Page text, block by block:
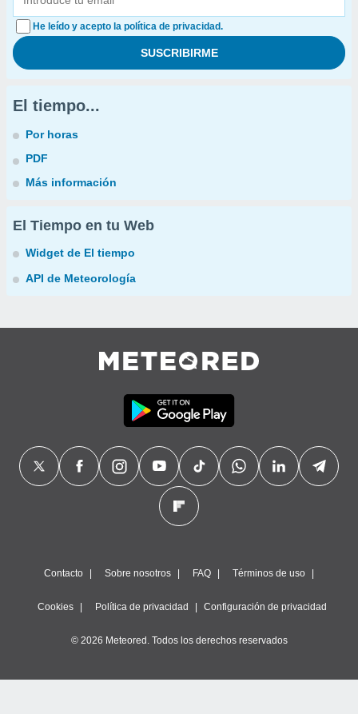
He leído y acepto la política de privacidad.
El tiempo...
Por horas
PDF
Más información
El Tiempo en tu Web
Widget de El tiempo
API de Meteorología
Contacto Sobre nosotros FAQ Términos de uso
Cookies Política de privacidad Configuración de privacidad
© 2026 Meteored. Todos los derechos reservados